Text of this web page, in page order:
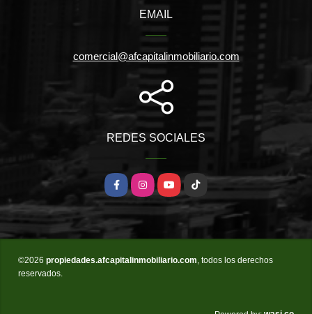
EMAIL
comercial@afcapitalinmobiliario.com
REDES SOCIALES
FacebookInstagramYouTubeTikTok
©2026 propiedades.afcapitalinmobiliario.com, todos los derechos
reservados.